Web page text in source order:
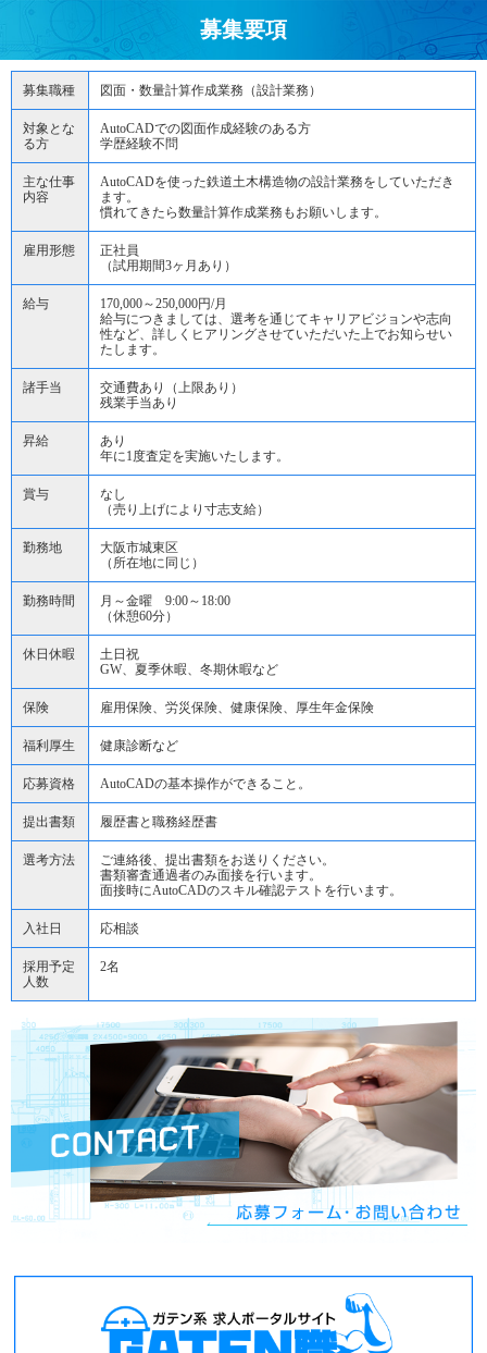
募集要項
募集職種 図面・数量計算作成業務（設計業務）
対象とな
る方
AutoCADでの図面作成経験のある方
学歴経験不問
主な仕事
内容
AutoCADを使った鉄道土木構造物の設計業務をしていただき
ます。
慣れてきたら数量計算作成業務もお願いします。
雇用形態
正社員
（試用期間3ヶ月あり）
給与
170,000～250,000円/月
給与につきましては、選考を通じてキャリアビジョンや志向
性など、詳しくヒアリングさせていただいた上でお知らせい
たします。
諸手当
交通費あり（上限あり）
残業手当あり
昇給
あり
年に1度査定を実施いたします。
賞与
なし
（売り上げにより寸志支給）
勤務地
大阪市城東区
（所在地に同じ）
勤務時間
月～金曜 9:00～18:00
（休憩60分）
休日休暇
土日祝
GW、夏季休暇、冬期休暇など
保険 雇用保険、労災保険、健康保険、厚生年金保険
福利厚生 健康診断など
応募資格 AutoCADの基本操作ができること。
提出書類 履歴書と職務経歴書
選考方法
ご連絡後、提出書類をお送りください。
書類審査通過者のみ面接を行います。
面接時にAutoCADのスキル確認テストを行います。
入社日 応相談
採用予定
人数
2名